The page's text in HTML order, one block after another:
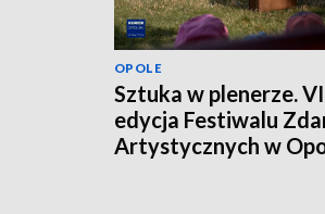
OPOLE
Sztuka w plenerze.
edycja Festiwalu
Artystycznych w